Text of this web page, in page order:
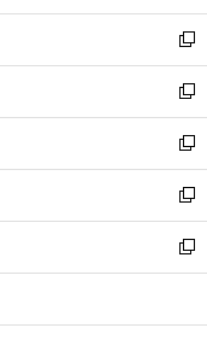
開
く
ウ
で
開
く
ン
ド
ウ
で
開
く
ウ
ィ
ン
ド
ウ
で
開
く
新
し
い
ウ
ィ
ン
ド
ウ
で
開
新
し
い
ウ
ィ
ン
ド
ウ
開
新
し
い
ウ
ィ
ン
ウ
新
し
い
ウ
ン
新
し
ウ